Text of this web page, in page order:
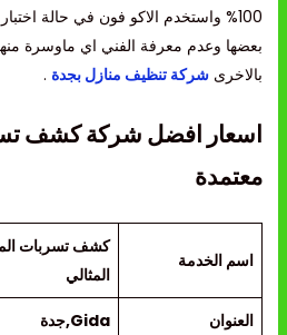
100% واستخدم الاكو فون في حالة
بعضها وعدم معرفة الفني اي ماوسرة منها
بالاخرى شركة تنظيف منازل بجدة .
اسعار افضل شركة كشف
معتمدة
اسم الخدمة
كشف تسربات
المثالي
العنوان Gida,جدة